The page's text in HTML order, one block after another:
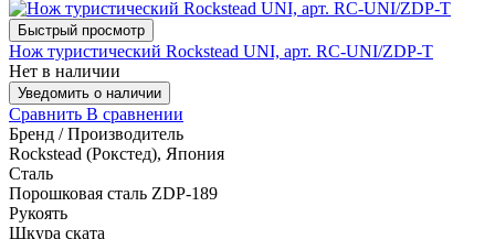
Быстрый просмотр
Нож туристический Rockstead UNI, арт. RC-UNI/ZDP-T
Нет в наличии
Уведомить о наличии
Сравнить В сравнении
Бренд / Производитель
Rockstead (Рокстед), Япония
Сталь
Порошковая сталь ZDP-189
Рукоять
Шкура ската